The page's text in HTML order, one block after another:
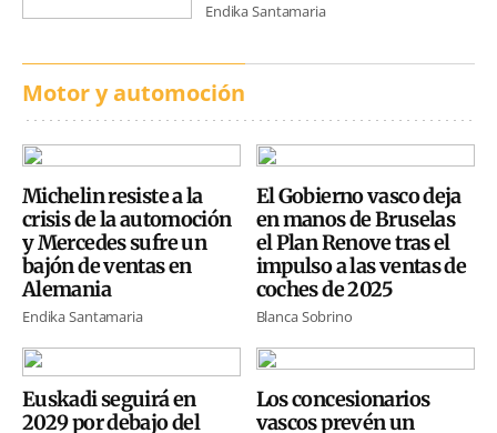
Endika Santamaria
Motor y automoción
Michelin resiste a la
crisis de la automoción
y Mercedes sufre un
bajón de ventas en
Alemania
Endika Santamaria
El Gobierno vasco deja
en manos de Bruselas
el Plan Renove tras el
impulso a las ventas de
coches de 2025
Blanca Sobrino
Euskadi seguirá en
2029 por debajo del
Los concesionarios
vascos prevén un